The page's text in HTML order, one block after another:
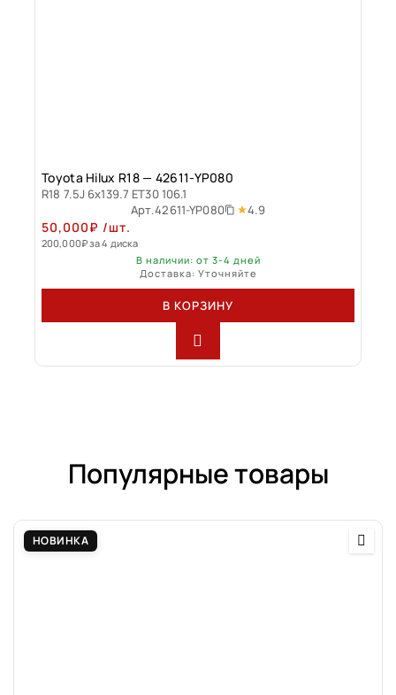
Toyota Hilux R18 — 42611-YP080
R18 7.5J 6x139.7 ET30 106.1
Арт.42611-YP080 4.9
50,000₽ /шт.
200,000₽за 4 диска
В наличии: от 3-4 дней
Доставка: Уточняйте
В КОРЗИНУ
Популярные товары
НОВИНКА